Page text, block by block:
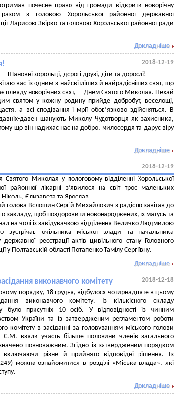
почесне право від громади відкрити новорічну
з головою Хорольської районної державної
Ларисою Звірко та головою Хорольської районної ради
Докладніше
2018-12-19
Шановні хорольці, дорогі друзі, діти та дорослі!
вас із одним з найсвітліших й найрадісніших свят, що
плеяду новорічних свят, ‒ Днем Святого Миколая. Нехай
святом у кожну родину прийде добробут, веселощі,
а всі сподівання і мрії обов’язково здійсняться. В
давніх-давен шанують Миколу Чудотворця як захисника,
що він надихає нас на добро, милосердя та дарує віру
Докладніше
2018-12-19
Святого Миколая у пологовому відділенні Хорольської
районної лікарні з’явилося на світ троє маленьких
Єлизавета та Ярослав.
голова Волошин Сергій Михайлович з радістю завітав до
закладу, щоб поздоровити новонароджених, їх матусь та
на чолі із завідувачкою відділення Величко Людмилою
зустрічав очільника міської влади та начальника
реєстрації актів цивільного стану Головного
у Полтавській області Потапенко Тамілу Сергіївну.
Докладніше
виконавчого комітету 2018-12-18
порядку, 18 грудня, відбулося чотирнадцяте в цьому
виконавчого комітету. Із кількісного складу
було присутніх 10 осіб. У відповідності із чинним
України та із затвердженим регламентом роботи
комітету в засіданні за головуванням міського голови
С.М. взяли участь більше половини членів загального
повноважним. Згідно із затвердженим порядком
включаючи різне й прийнято відповідні рішення. Із
можна ознайомитися в розділі «Міська влада», які
Докладніше